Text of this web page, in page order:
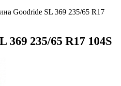
Goodride SL 369 235/65 R17
235/65 R17 104S